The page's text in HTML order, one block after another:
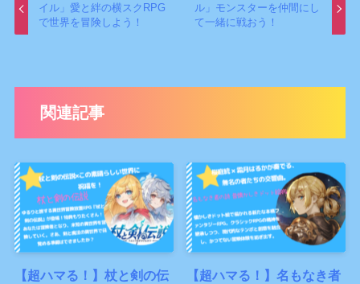
イル」愛と絆の横スクRPG
で世界を冒険しよう！
ル」モンスターを仲間にし
て一緒に戦おう！
関連記事
【超ハマる！】杖と剣の伝
【超ハマる！】名もなき者